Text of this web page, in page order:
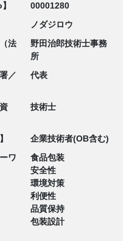
00001280
ノダジロウ
法
野田治郎技術士事務
所
／
代表
技術士
企業技術者(OB含む)
ワ
食品包装
安全性
環境対策
利便性
品質保持
包装設計